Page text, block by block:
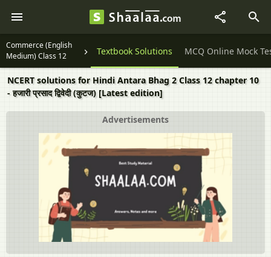
Commerce (English
Medium) Class 12
Question Papers Textbook Solutions MCQ Online Mock
NCERT solutions for Hindi Antara Bhag 2 Class 12 chapter 10
- हजारी प्रसाद द्विवेदी (कुटज) [Latest edition]
Advertisements